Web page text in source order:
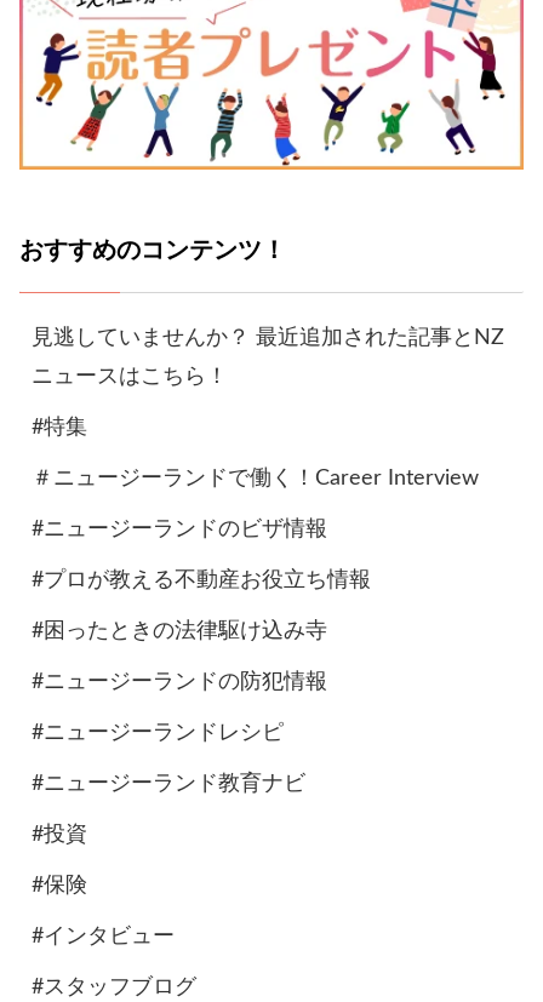
おすすめのコンテンツ！
見逃していませんか？ 最近追加された記事とNZ
ニュースはこちら！
#特集
＃ニュージーランドで働く！Career Interview
#ニュージーランドのビザ情報
#プロが教える不動産お役立ち情報
#困ったときの法律駆け込み寺
#ニュージーランドの防犯情報
#ニュージーランドレシピ
#ニュージーランド教育ナビ
#投資
#保険
#インタビュー
#スタッフブログ